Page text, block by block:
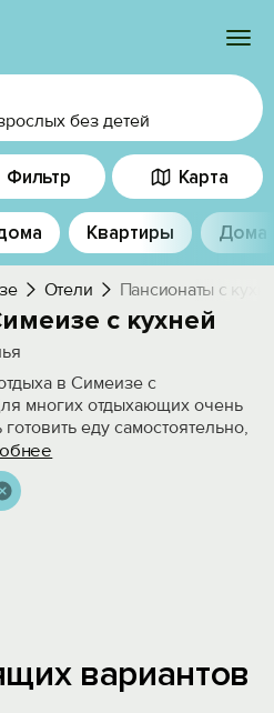
без детей
Фильтр Карта
Квартиры Дома
Отели Пансионаты с
с кухней
в Симеизе с
многих отдыхающих очень
еду самостоятельно,
вариантов